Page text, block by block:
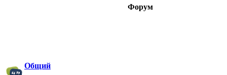
Форум
Общий